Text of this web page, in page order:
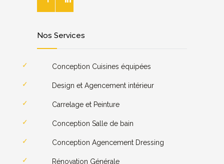
Nos Services
Conception Cuisines équipées
Design et Agencement intérieur
Carrelage et Peinture
Conception Salle de bain
Conception Agencement Dressing
Rénovation Générale